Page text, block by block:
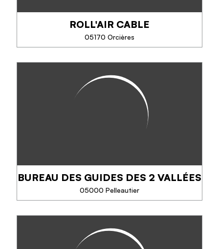
TÉLÉPHONE
EN SAVOIR PLUS
ROLL'AIR CABLE
05170 Orcières
ROLL'AIR CABLE
Une des plus grandes tyroliennes d’Europe ! C’est
au sommet de la station d’Orcières Merlette 1850
que vous pourrez réaliser votre rêve : voler comme
un oiseau. Le décor est spectaculaire...
TÉLÉPHONE
EN SAVOIR PLUS
BUREAU DES GUIDES DES 2 VALLÉES
05000 Pelleautier
BUREAU DES GUIDES DES 2